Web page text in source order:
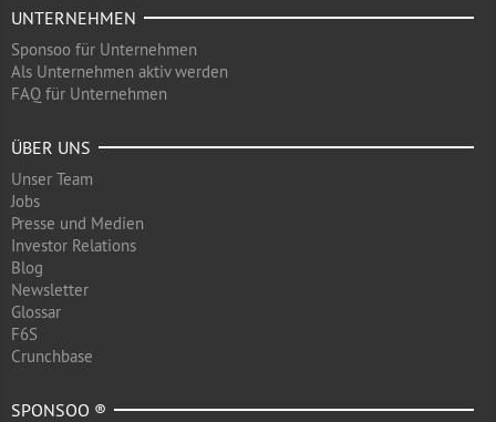
UNTERNEHMEN
Sponsoo für Unternehmen
Als Unternehmen aktiv werden
FAQ für Unternehmen
ÜBER UNS
Unser Team
Jobs
Presse und Medien
Investor Relations
Blog
Newsletter
Glossar
F6S
Crunchbase
SPONSOO ®